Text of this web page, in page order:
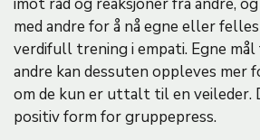
med andre for å nå egne eller
verdifull trening i empati. Egne
andre kan dessuten oppleves mer
om de kun er uttalt til en veileder.
positiv form for gruppepress.